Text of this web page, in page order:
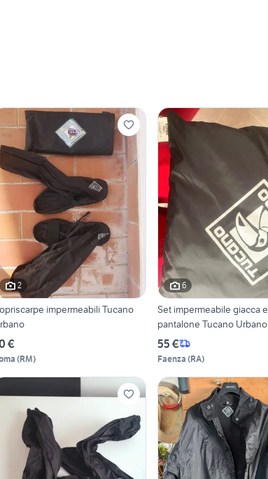
2
impermeabili Tucano
€
(RM)
6
Set impermeabile giacca e
pantalone Tucano Urbano
55 €
Faenza (RA)